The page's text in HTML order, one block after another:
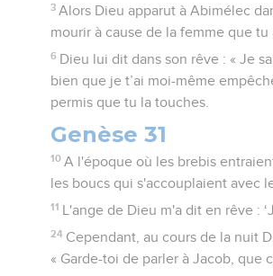
3 Alors Dieu apparut à Abimélec
mourir à cause de la femme que
6 Dieu lui dit dans son rêve : « Je
bien que je t’ai moi-même
permis que tu la touches.
Genèse 31
10 A l'époque où les brebis
les boucs qui s'accouplaient avec
11 L'ange de Dieu m'a dit en rêve :
24 Cependant, au cours de la nuit
« Garde-toi de parler à Jacob, que